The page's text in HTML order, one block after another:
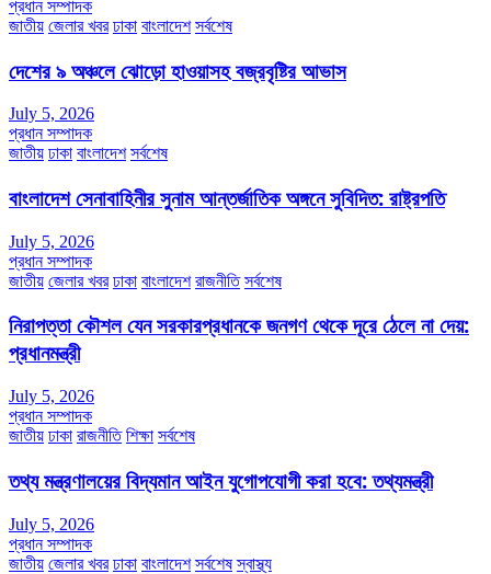
প্রধান সম্পাদক
জাতীয় জেলার খবর ঢাকা বাংলাদেশ সর্বশেষ
দেশের ৯ অঞ্চলে ঝোড়ো হাওয়াসহ বজ্রবৃষ্টির আভাস
July 5, 2026
প্রধান সম্পাদক
জাতীয় ঢাকা বাংলাদেশ সর্বশেষ
বাংলাদেশ সেনাবাহিনীর সুনাম আন্তর্জাতিক অঙ্গনে সুবিদিত: রাষ্ট্রপতি
July 5, 2026
প্রধান সম্পাদক
জাতীয় জেলার খবর ঢাকা বাংলাদেশ রাজনীতি সর্বশেষ
নিরাপত্তা কৌশল যেন সরকারপ্রধানকে জনগণ থেকে দূরে ঠেলে না দেয়:
প্রধানমন্ত্রী
July 5, 2026
প্রধান সম্পাদক
জাতীয় ঢাকা রাজনীতি শিক্ষা সর্বশেষ
তথ্য মন্ত্রণালয়ের বিদ্যমান আইন যুগোপযোগী করা হবে: তথ্যমন্ত্রী
July 5, 2026
প্রধান সম্পাদক
জাতীয় জেলার খবর ঢাকা বাংলাদেশ সর্বশেষ স্বাস্থ্য